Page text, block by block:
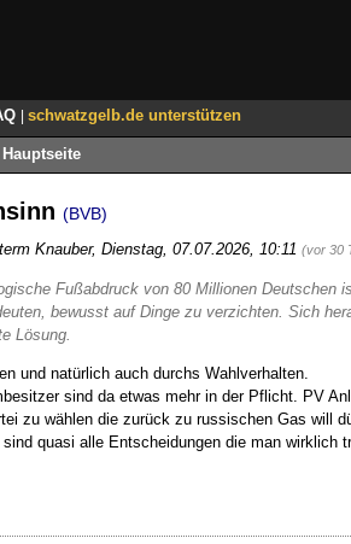
schwatzgelb.de unterstützen
(BVB)
Knauber, Dienstag, 07.07.2026, 10:11 (vor 30
Fußabdruck von 80 Millionen Deutschen
bewusst auf Dinge zu verzichten. Sich
Lösung.
und natürlich auch durchs Wahlverhalten.
sind da etwas mehr in der Pflicht. PV
zu wählen die zurück zu russischen Gas will
quasi alle Entscheidungen die man wirklich